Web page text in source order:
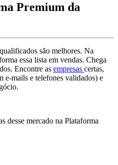
Premium da
são melhores. Na
essa lista em vendas. Chega
Encontre as empresas certas,
e-mails e telefones validados) e
desse mercado na Plataforma